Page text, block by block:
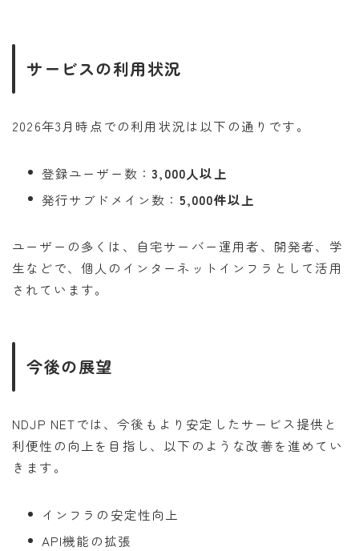
サービスの利用状況
2026年3月時点での利用状況は以下の通りです。
登録ユーザー数： 3,000人以上
発行サブドメイン数： 5,000件以上
ユーザーの多くは、自宅サーバー運用者、開発者、学
生などで、個人のインターネットインフラとして活用
されています。
今後の展望
NDJP NETでは、今後もより安定したサービス提供と
利便性の向上を目指し、以下のような改善を進めてい
きます。
インフラの安定性向上
API機能の拡張